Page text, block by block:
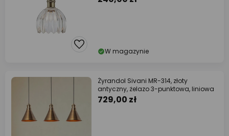
W magazynie
Żyrandol Sivani MR-314, złoty
antyczny, żelazo 3-punktowa, liniowa
729,00 zł